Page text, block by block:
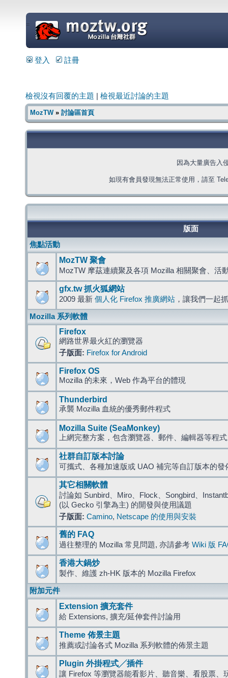
=
登入 註冊
檢視沒有回覆的主題 檢視最近討論的主題
MozTW» 討論區首頁
因為大量廣告入
如現有會員發現無法正常使用，請至
版面
焦點活動
MozTW 聚會
MozTW 摩茲連續聚及各項 Mozilla 相關聚會、活
gfx.tw 抓火狐網站
2009 最新 個人化 Firefox 推廣網站 ，讓我們一起
Mozilla 系列軟體
Firefox
網路世界最火紅的瀏覽器
子版面: Firefox for Android
Firefox OS
Mozilla 的未來，Web 作為平台的體現
Thunderbird
承襲 Mozilla 血統的優秀郵件程式
Mozilla Suite (SeaMonkey)
上網完整方案，包含瀏覽器、郵件、編輯器等程
社群自訂版本討論
可攜式、各種加速版或 UAO 補完等自訂版本的發
其它相關軟體
討論如 Sunbird、Miro、Flock、Songbird、
(以 Gecko 引擎為主) 的開發與使用議題
子版面: Camino, Netscape 的使用與安裝
舊的 FAQ
過往整理的 Mozilla 常見問題, 亦請參考 Wiki 版
香港大鍋炒
製作、維護 zh-HK 版本的 Mozilla Firefox
附加元件
Extension 擴充套件
給 Extensions, 擴充/延伸套件討論用
Theme 佈景主題
推薦或討論各式 Mozilla 系列軟體的佈景主題
Plugin 外掛程式╱插件
讓 Firefox 等瀏覽器能看影片、聽音樂、看股票、